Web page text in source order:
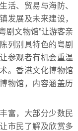
活、贸易与海防、
发展及未来建设，
剧文物馆”让游客亲
列别具特色的粤剧
参观者有机会重温
。香港文化博物馆
物馆，内容涵盖历
富，大部分少数民
市民了解及欣赏多